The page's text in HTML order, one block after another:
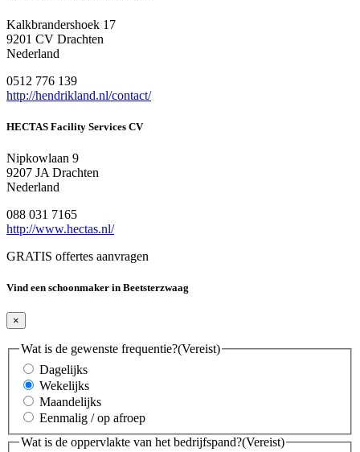
Kalkbrandershoek 17
9201 CV Drachten
Nederland
0512 776 139
http://hendrikland.nl/contact/
HECTAS Facility Services CV
Nipkowlaan 9
9207 JA Drachten
Nederland
088 031 7165
http://www.hectas.nl/
GRATIS offertes aanvragen
Vind een schoonmaker in Beetsterzwaag
×
Wat is de gewenste frequentie?(Vereist)
Dagelijks
Wekelijks
Maandelijks
Eenmalig / op afroep
Wat is de oppervlakte van het bedrijfspand?(Vereist)